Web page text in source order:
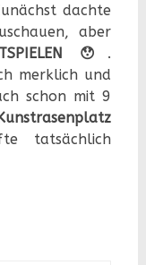
dachte
aber
😯 .
merklich und
schon mit 9
tatsächlich